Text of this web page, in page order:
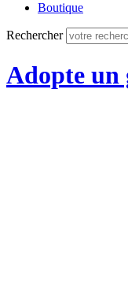
Boutique
Rechercher
Adopte un